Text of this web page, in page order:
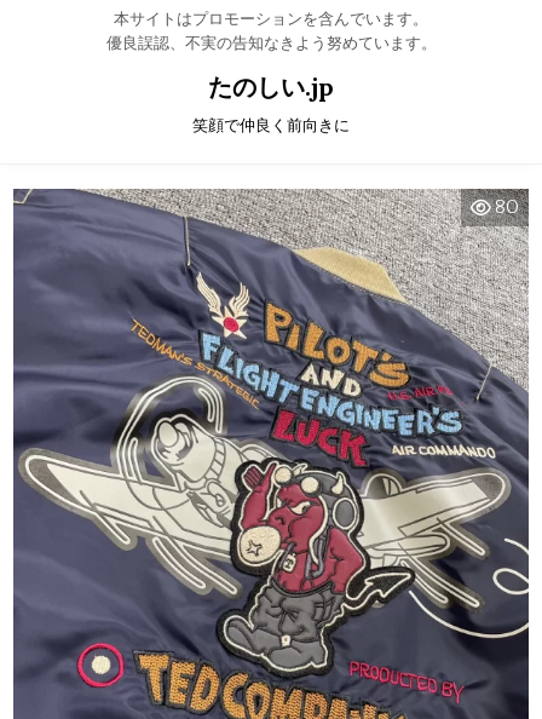
本サイトはプロモーションを含んでいます。
優良誤認、不実の告知なきよう努めています。
たのしい.jp
笑顔で仲良く前向きに
80